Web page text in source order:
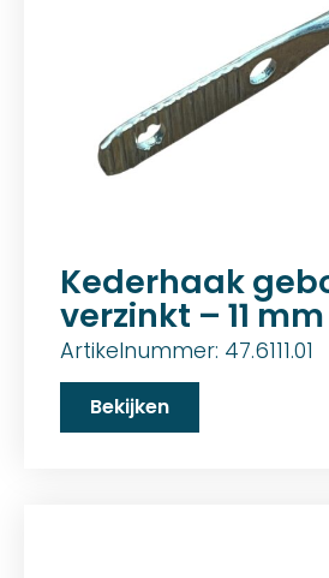
Kederhaak
verzinkt – 11 mm
Artikelnummer: 47.6111.01
Bekijken